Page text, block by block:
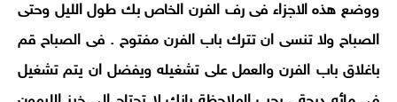
ووضع هذه الاجزاء فى رف الفرن الخاص بك طول الليل وحتى
الصباح ولا تنسى ان تترك باب الفرن مفتوح . فى الصباح قم
باغلاق باب الفرن والعمل على تشغيله ويفضل ان يتم تشغيل